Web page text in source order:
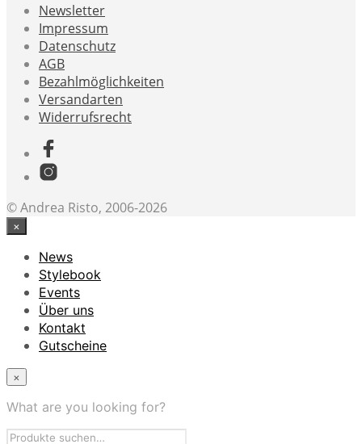
Newsletter
Impressum
Datenschutz
AGB
Bezahlmöglichkeiten
Versandarten
Widerrufsrecht
© Andrea Risto, 2006-2026
×
News
Stylebook
Events
Über uns
Kontakt
Gutscheine
×
What are you looking for?